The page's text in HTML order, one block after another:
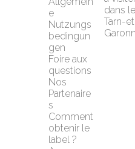
e
Nutzungs
bedingun
gen
Foire aux
questions
Nos
Partenaire
s
Comment
obtenir le
label ?
dans le
Tarn-